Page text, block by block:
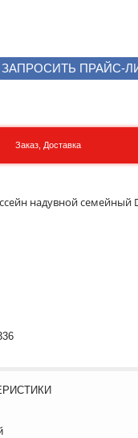
ЗАПРОСИТЬ ПРАЙС-
Заказ, Доставка
надувной семейный